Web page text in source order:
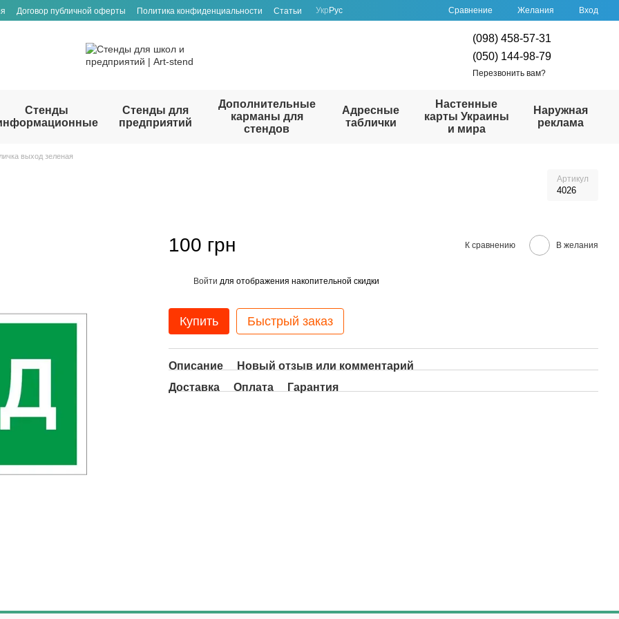
Договор публичной оферты Политика конфиденциальности Статьи Укр Рус Сравнение Желания Вход
(098) 458-57-31
(050) 144-98-79
Перезвонить вам?
Стенды
Стенды для
предприятий
Дополнительные
карманы для
стендов
Адресные
таблички
Настенные
карты Украины
и мира
Наружная
реклама
выход зеленая
Артикул
4026
100 грн К сравнению В желания
Войти для отображения накопительной скидки
Купить Быстрый заказ
Описание
Новый отзыв или комментарий
Доставка
Оплата Гарантия